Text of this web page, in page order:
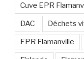
Cuve EPR
DAC Déchets
EPR Flamanville